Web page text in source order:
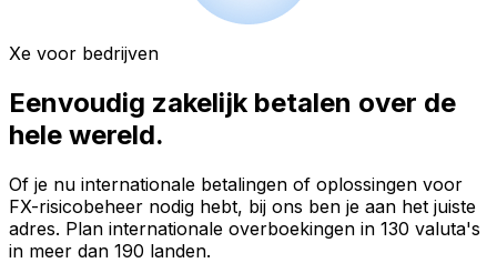
Xe voor bedrijven
Eenvoudig zakelijk betalen over de
hele wereld.
Of je nu internationale betalingen of oplossingen voor
FX-risicobeheer nodig hebt, bij ons ben je aan het juiste
adres. Plan internationale overboekingen in 130 valuta's
in meer dan 190 landen.